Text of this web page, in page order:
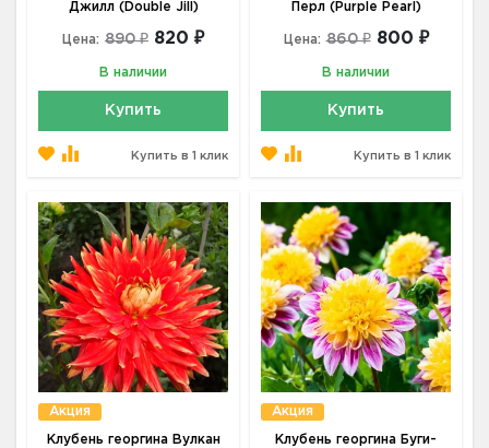
Джилл (Double Jill)
Цена: 890 ₽ 820 ₽
В наличии
Купить
Купить в 1 клик
Перл (Purple Pearl)
Цена: 860 ₽ 800 ₽
В наличии
Купить
Купить в 1 клик
Акция
Клубень георгина Вулкан
Акция
Клубень георгина Буги-